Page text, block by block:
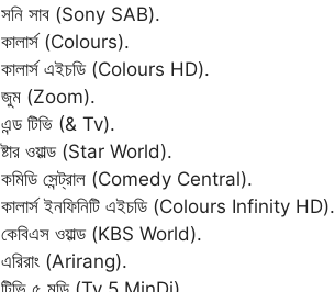
সনি সাব (Sony SAB).
কালার্স (Colours).
কালার্স এইচডি (Colours HD).
জুম (Zoom).
এন্ড টিভি (& Tv).
ষ্টার ওয়াল্ড (Star World).
কমিডি সেন্ট্রাল (Comedy Central).
কালার্স ইনফিনিটি এইচডি (Colours Infinity HD).
কেবিএস ওয়াল্ড (KBS World).
এরিরাং (Arirang).